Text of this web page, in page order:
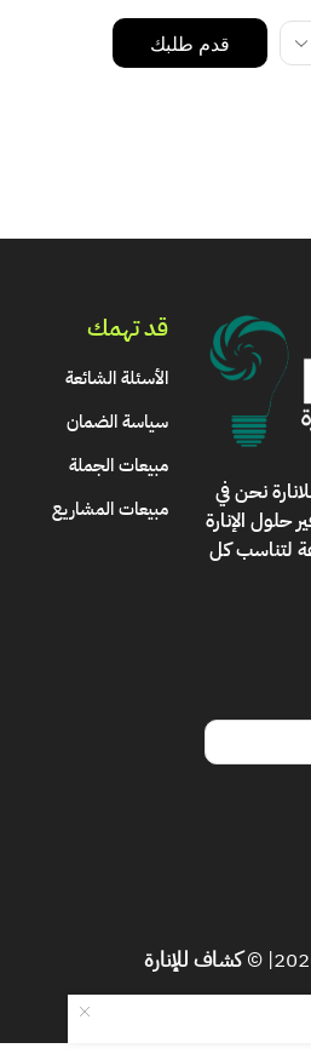
قدم طلبك
نحن في
الإنارة
لتناسب كل
قد تهمك
الأسئلة الشائعة
سياسة الضمان
مبيعات الجملة
مبيعات المشاريع
كشاف للإنارة